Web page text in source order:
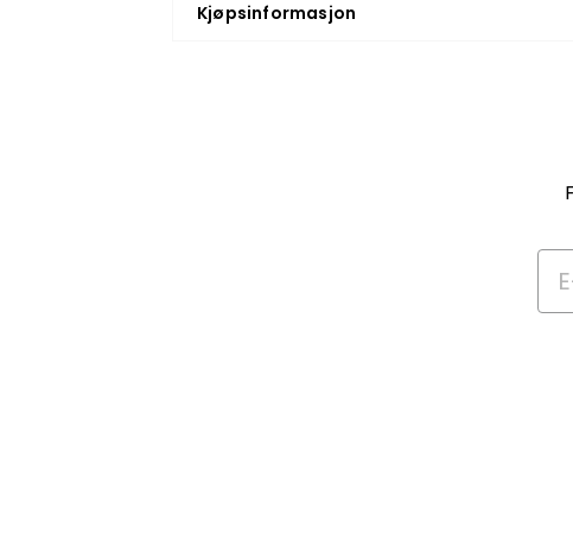
Kjøpsinformasjon